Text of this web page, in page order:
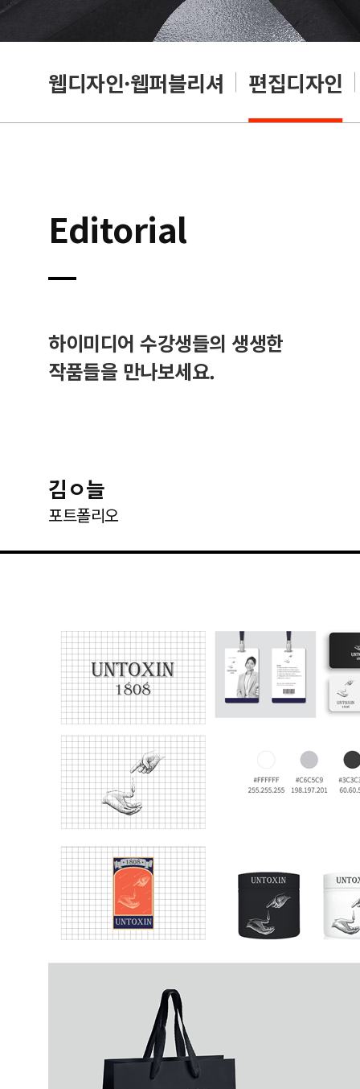
웹디자인·웹퍼블리셔 편집디자인
Editorial
하이미디어 수강생들의 생생한
작품들을 만나보세요.
김ㅇ늘
포트폴리오